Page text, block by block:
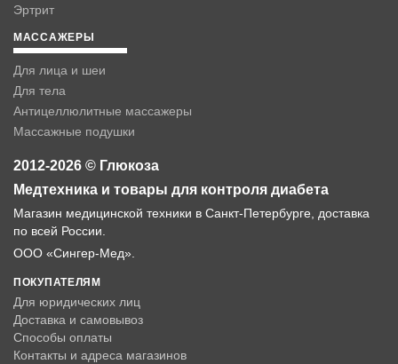
Эртрит
МАССАЖЕРЫ
Для лица и шеи
Для тела
Антицеллюлитные массажеры
Массажные подушки
2012-2026 © Глюкоза
Медтехника и товары для контроля диабета
Магазин медицинской техники в Санкт-Петербурге, доставка
по всей России.
ООО «Сингер-Мед».
ПОКУПАТЕЛЯМ
Для юридических лиц
Доставка и самовывоз
Способы оплаты
Контакты и адреса магазинов